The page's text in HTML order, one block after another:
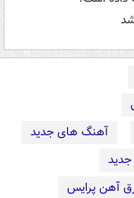
آهنگ های جدید
آهن پرایس